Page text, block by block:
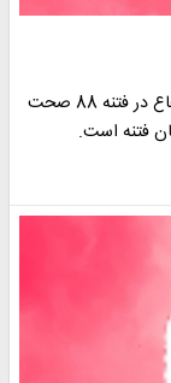
سردار شریف گفت: آمار مطرح شده پیرامون قطع نخاع در فتنه 88 صحت
است.